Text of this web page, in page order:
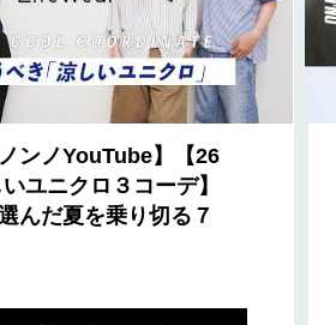
ノンノYouTube】【26
ユニクロ３コーデ】
んだ夏を乗り切る７